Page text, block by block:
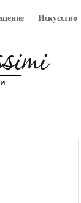
Искусство